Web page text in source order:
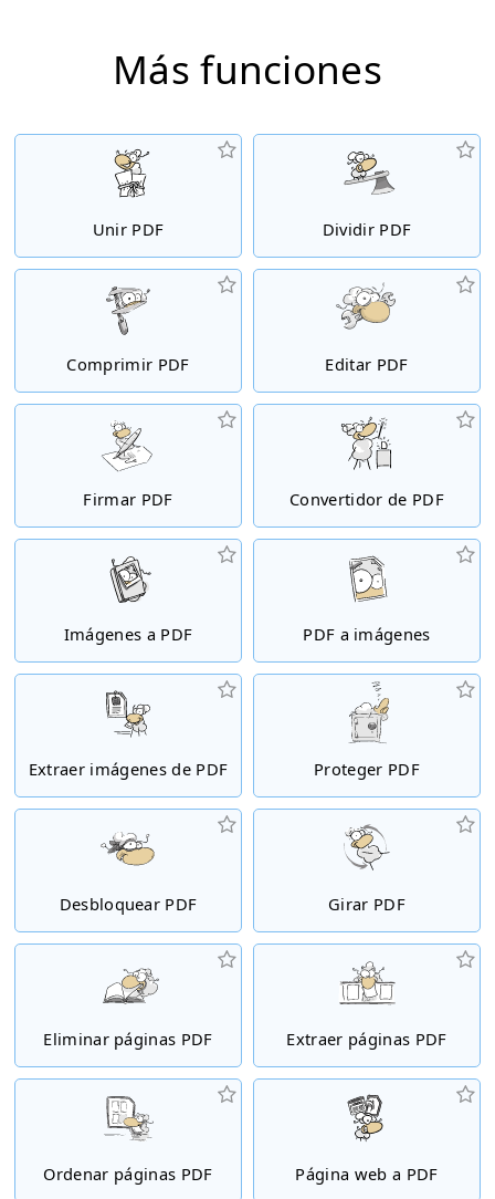
Más funciones
Unir PDF Dividir PDF
Comprimir PDF Editar PDF
Firmar PDF Convertidor de PDF
Imágenes a PDF PDF a imágenes
Extraer imágenes de PDF Proteger PDF
Desbloquear PDF Girar PDF
Eliminar páginas PDF Extraer páginas PDF
Ordenar páginas PDF Página web a PDF